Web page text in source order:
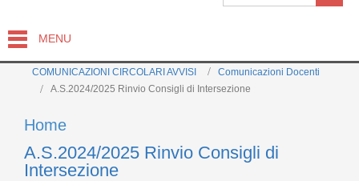
MENU
COMUNICAZIONI CIRCOLARI AVVISI
Comunicazioni Docenti
A.S.2024/2025 Rinvio Consigli di Intersezione
Home
A.S.2024/2025 Rinvio Consigli di
Intersezione